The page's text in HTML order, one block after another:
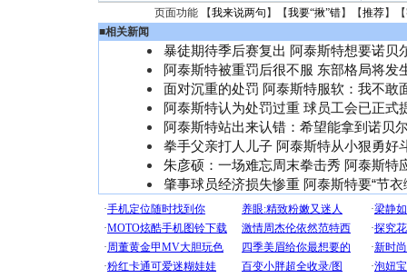
页面功能 【我来说两句 】【我要“揪”错】【推荐】
■相关新闻
暴徒期待季后赛复出 阿泰斯特想要诺贝
阿泰斯特被重罚后很不服 东部格局将发
面对沉重的处罚 阿泰斯特服软：我不敢
阿泰斯特认为处罚过重 球员工会已正式
阿泰斯特站出来认错：希望能拿到诺贝
拳手父亲打人儿子 阿泰斯特从小狠勇好
朱彦硕：一场难忘周末拳击秀 阿泰斯特
肇事球员经济损失惨重 阿泰斯特要“节衣